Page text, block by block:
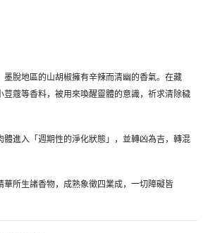
墨脫地區的山胡椒擁有辛辣而清幽的香氣。在藏
荳蔻等香料，被用來喚醒靈體的意識，祈求清除穢
體進入「週期性的淨化狀態」，並轉凶為吉，轉混
華所生諸香物，成熟象徵四業成，一切障礙皆